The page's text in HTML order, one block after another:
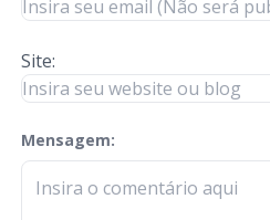
Site:
Mensagem:
check-terms